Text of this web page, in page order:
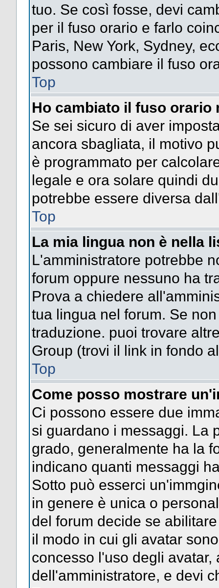
tuo. Se così fosse, devi
per il fuso orario e farlo
Paris, New York, Sydney,
possono cambiare il fuso
Top
Ho cambiato il fuso orario
Se sei sicuro di aver
ancora sbagliata, il motivo
è programmato per
legale e ora solare quindi
potrebbe essere diversa
Top
La mia lingua non è nella
L'amministratore potrebbe
forum oppure nessuno ha
Prova a chiedere
tua lingua nel forum. Se
traduzione. puoi trovare
Group (trovi il link in fondo
Top
Come posso mostrare
Ci possono essere due
si guardano i messaggi. La
grado, generalmente ha la
indicano quanti messaggi
Sotto può esserci
in genere è unica o
del forum decide se
il modo in cui gli avatar
concesso l'uso degli
dell'amministratore, e devi